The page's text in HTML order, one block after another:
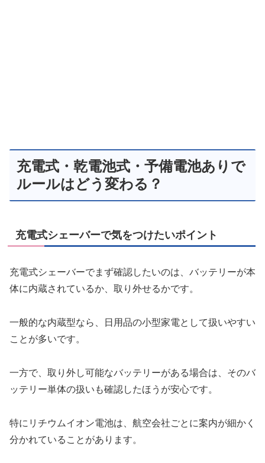
充電式・乾電池式・予備電池ありで
ルールはどう変わる？
充電式シェーバーで気をつけたいポイント
充電式シェーバーでまず確認したいのは、バッテリーが本
体に内蔵されているか、取り外せるかです。
一般的な内蔵型なら、日用品の小型家電として扱いやすい
ことが多いです。
一方で、取り外し可能なバッテリーがある場合は、そのバ
ッテリー単体の扱いも確認したほうが安心です。
特にリチウムイオン電池は、航空会社ごとに案内が細かく
分かれていることがあります。